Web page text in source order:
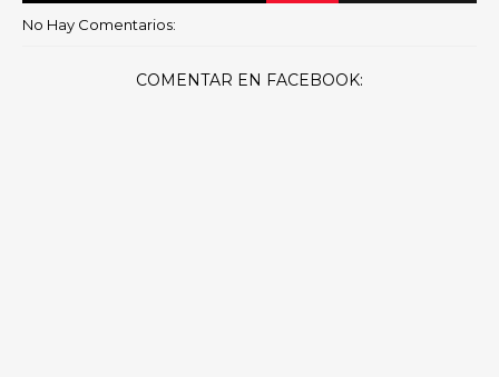
No Hay Comentarios:
COMENTAR EN FACEBOOK: